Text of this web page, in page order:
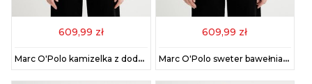
609,99 zł
Marc O'Polo kamizelka z dodatkiem wełny damski kolor czerwony 5000007880
609,99 zł
Marc O'Polo sweter bawełniany damski kolor niebieski lekki z półgolfem 600600660271